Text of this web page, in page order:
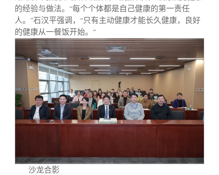
的经验与做法。 “每个个体都是自己健康的第一责任
人。 ”石汉平强调， “只有主动健康才能长久健康，良好
的健康从一餐饭开始。 ”
沙龙合影